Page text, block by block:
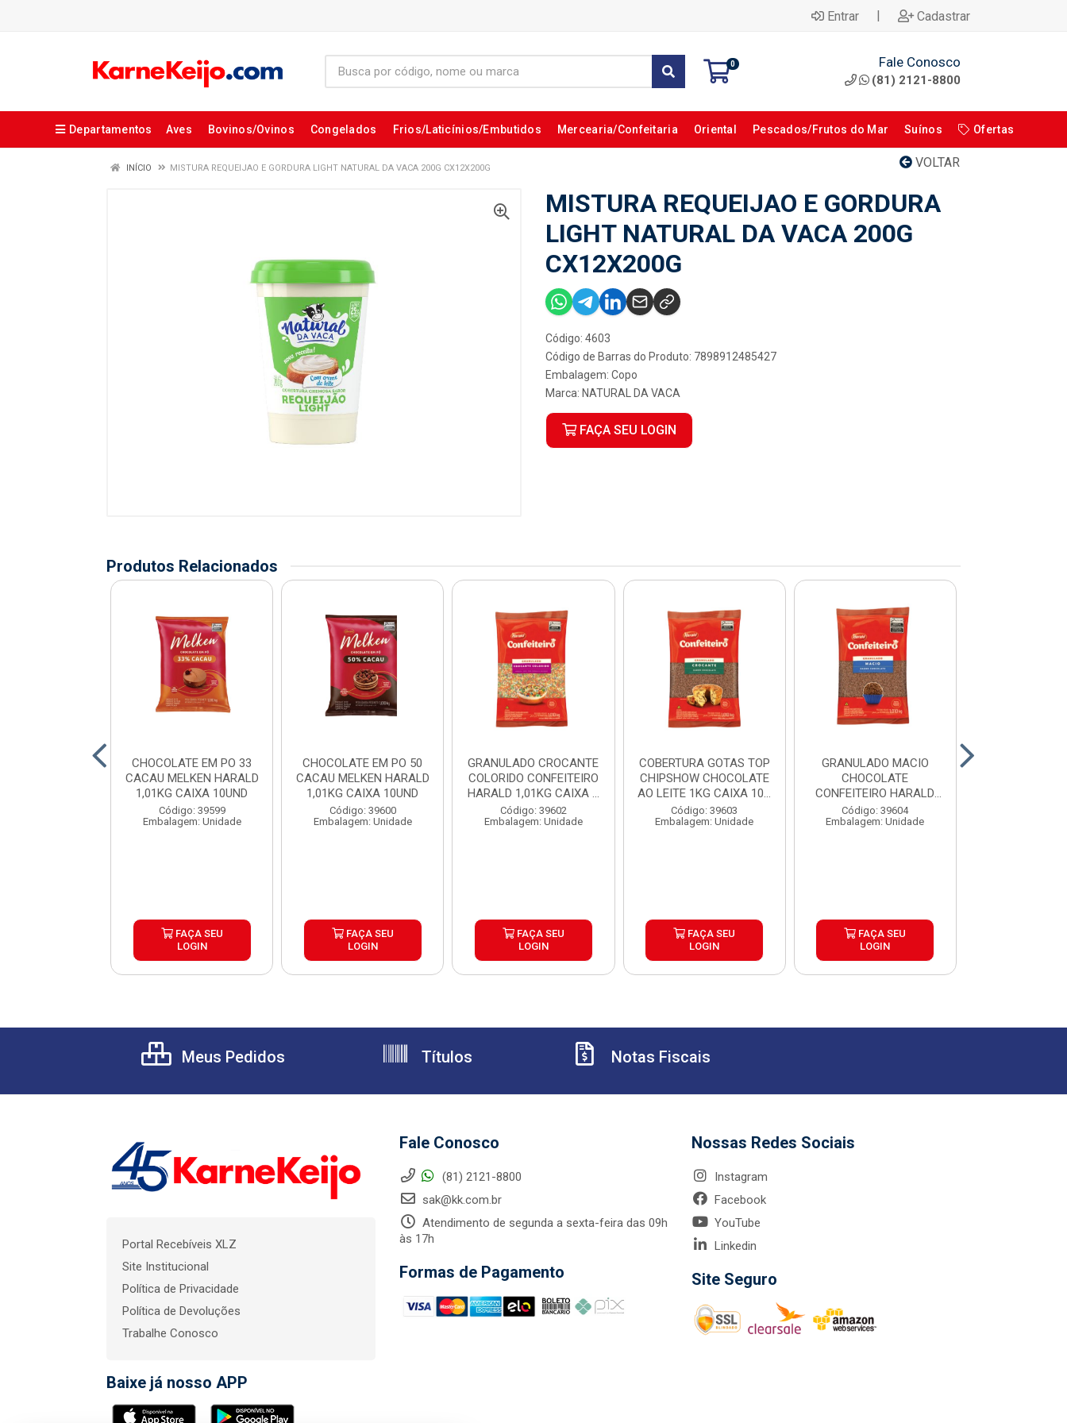
Entrar | Cadastrar
0 Fale Conosco
(81) 2121-8800
Departamentos Aves Bovinos/Ovinos Congelados Frios/Laticínios/Embutidos Mercearia/Confeitaria Oriental Pescados/Frutos do Mar Suínos Ofertas
VOLTAR
INÍCIO MISTURA REQUEIJAO E GORDURA LIGHT NATURAL DA VACA 200G CX12X200G
MISTURA REQUEIJAO E GORDURA
LIGHT NATURAL DA VACA 200G
CX12X200G
Código: 4603
Código de Barras do Produto: 7898912485427
Embalagem: Copo
Marca: NATURAL DA VACA
FAÇA SEU LOGIN
Produtos Relacionados
CHOCOLATE EM PO 33
CACAU MELKEN HARALD
1,01KG CAIXA 10UND
Código: 39599
Embalagem: Unidade
FAÇA SEU
LOGIN
CHOCOLATE EM PO 50
CACAU MELKEN HARALD
1,01KG CAIXA 10UND
Código: 39600
Embalagem: Unidade
FAÇA SEU
LOGIN
GRANULADO CROCANTE
COLORIDO CONFEITEIRO
HARALD 1,01KG CAIXA ...
Código: 39602
Embalagem: Unidade
FAÇA SEU
LOGIN
COBERTURA GOTAS TOP
CHIPSHOW CHOCOLATE
AO LEITE 1KG CAIXA 10...
Código: 39603
Embalagem: Unidade
FAÇA SEU
LOGIN
GRANULADO MACIO
CHOCOLATE
CONFEITEIRO HARALD
1,01KG CAIXA 10...
Código: 39604
Embalagem: Unidade
FAÇA SEU
LOGIN
Meus Pedidos Títulos Notas Fiscais
Portal Recebíveis XLZ
Site Institucional
Política de Privacidade
Política de Devoluções
Trabalhe Conosco
Baixe já nosso APP
Fale Conosco
(81) 2121-8800
sak@kk.com.br
Atendimento de segunda a sexta-feira das 09h
às 17h
Formas de Pagamento
Nossas Redes Sociais
Instagram
Facebook
YouTube
Linkedin
Site Seguro